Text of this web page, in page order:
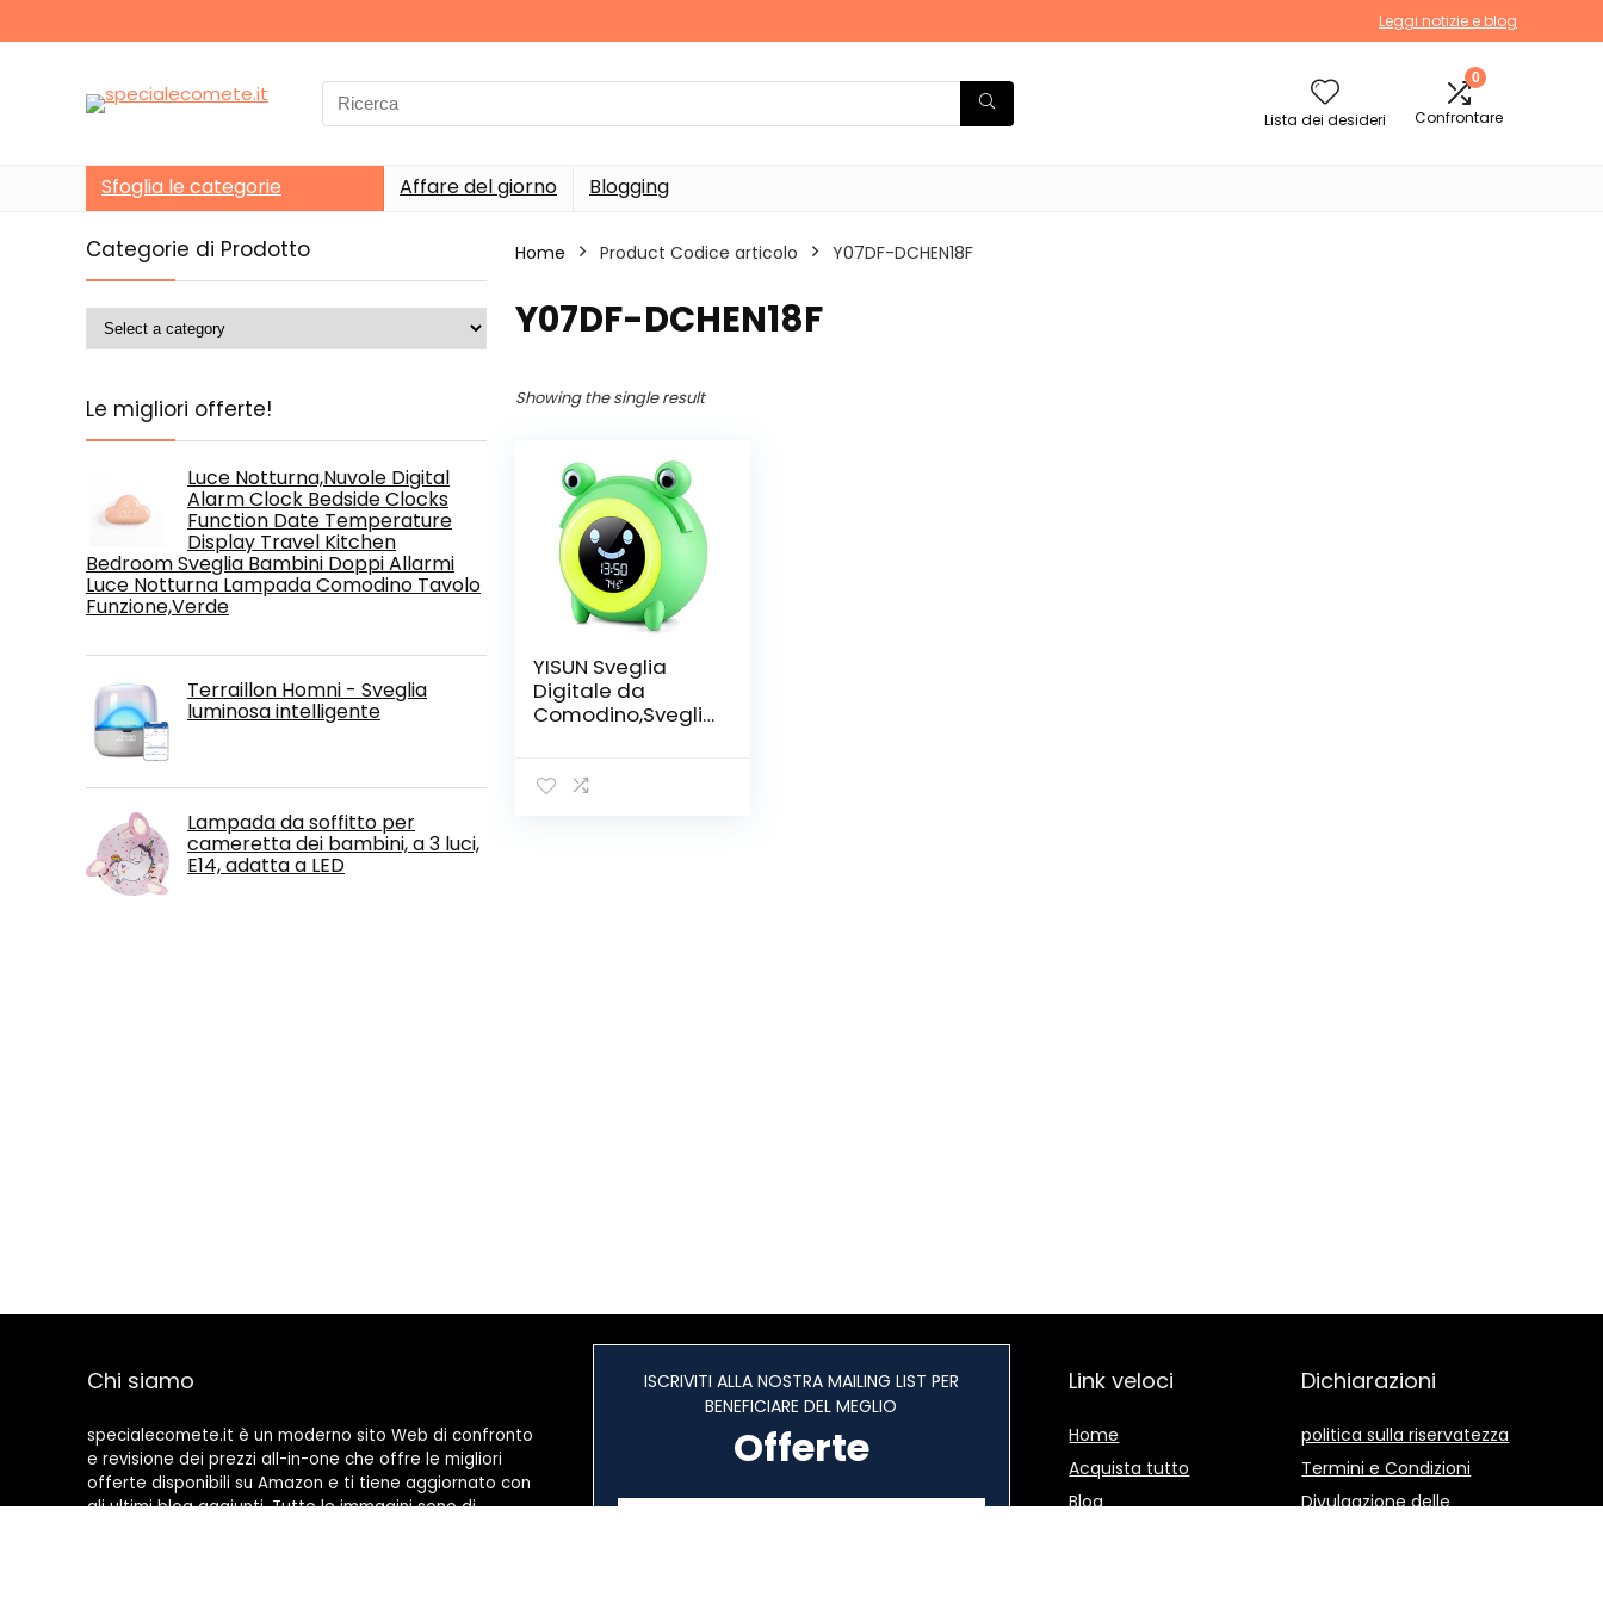
Leggi notizie e blog
Search
for:
Lista dei desideri
0
Confrontare
Sfoglia le categorie Affare del giorno Blogging
Categorie di Prodotto
Le migliori offerte!
Luce Notturna,Nuvole Digital
Alarm Clock Bedside Clocks
Function Date Temperature
Display Travel Kitchen
Bedroom Sveglia Bambini Doppi Allarmi
Luce Notturna Lampada Comodino Tavolo
Funzione,Verde
Terraillon Homni - Sveglia
luminosa intelligente
Lampada da soffitto per
cameretta dei bambini, a 3 luci,
E14, adatta a LED
Home Product Codice articolo ‎Y07DF-DCHEN18F
‎Y07DF-DCHEN18F
Showing the single result
YISUN Sveglia
Digitale da
Comodino,Svegli
Colori Wake-up
Chi siamo
specialecomete.it è un moderno sito Web di confronto
e revisione dei prezzi all-in-one che offre le migliori
offerte disponibili su Amazon e ti tiene aggiornato con
gli ultimi blog aggiunti. Tutte le immagini sono di
ISCRIVITI ALLA NOSTRA MAILING LIST PER
BENEFICIARE DEL MEGLIO
Offerte
Link veloci
Home
Acquista tutto
Blog
Dichiarazioni
politica sulla riservatezza
Termini e Condizioni
Divulgazione delle